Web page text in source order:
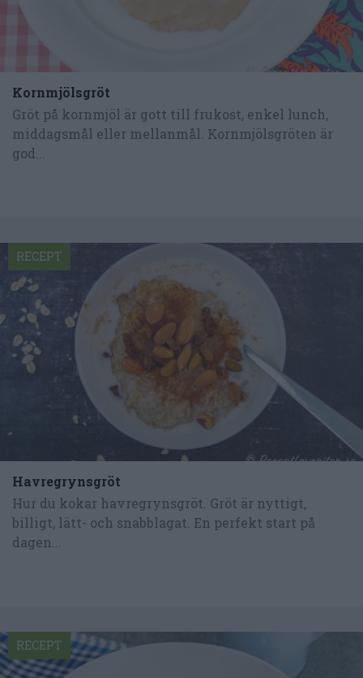
Kornmjölsgröt
Gröt på kornmjöl är gott till frukost, enkel lunch,
middagsmål eller mellanmål. Kornmjölsgröten är
god...
Havregrynsgröt
Hur du kokar havregrynsgröt. Gröt är nyttigt,
billigt, lätt- och snabblagat. En perfekt start på
dagen...
RECEPT
RECEPT